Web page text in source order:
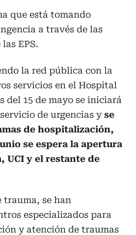
que está tomando
a través de las
EPS.
la red pública con la
servicios en el Hospital
del 15 de mayo se iniciará
de urgencias yse
de hospitalización,
se espera la apertura
UCI y el restante de
trauma, se han
especializados para
y atención de traumas